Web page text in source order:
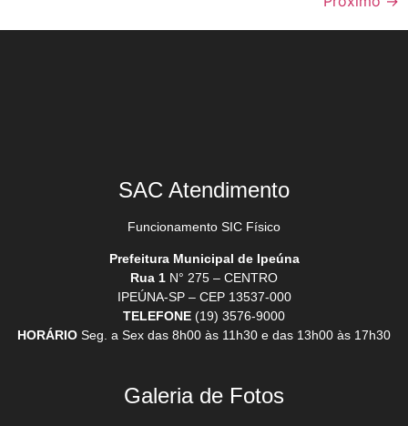
SAC Atendimento
Funcionamento SIC Físico
Prefeitura Municipal de Ipeúna
Rua 1 N° 275 – CENTRO
IPEÚNA-SP – CEP 13537-000
TELEFONE (19) 3576-9000
HORÁRIO Seg. a Sex das 8h00 às 11h30 e das 13h00 às 17h30
Galeria de Fotos